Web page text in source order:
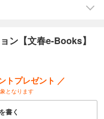
日号）
された「Amazon創業20周年
電子書籍化したものです。
ン【文春e-Books】
トプレゼント ／
となります
書く